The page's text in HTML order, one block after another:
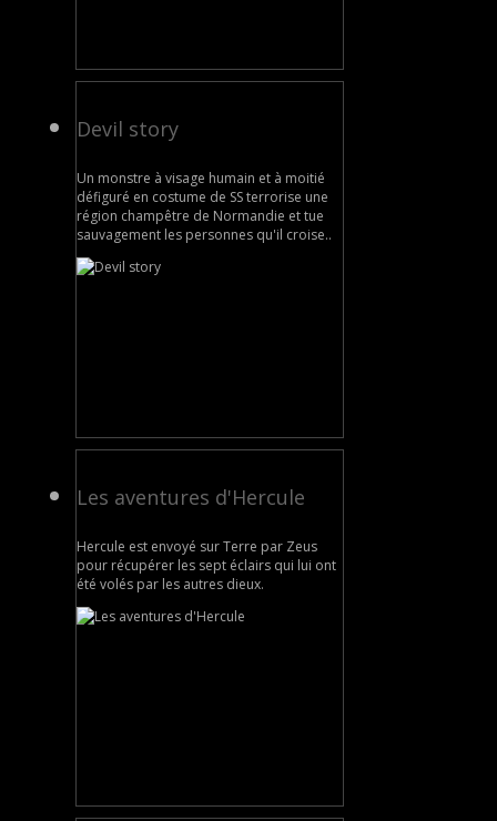
Devil story
Un monstre à visage humain et à moitié
défiguré en costume de SS terrorise une
région champêtre de Normandie et tue
sauvagement les personnes qu'il croise..
Les aventures d'Hercule
Hercule est envoyé sur Terre par Zeus
pour récupérer les sept éclairs qui lui ont
été volés par les autres dieux.